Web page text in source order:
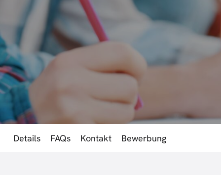
Details FAQs Kontakt Bewerbung